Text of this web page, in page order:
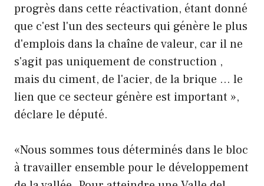
progrès dans cette réactivation, étant donné
que c'est l'un des secteurs qui génère le plus
d'emplois dans la chaîne de valeur, car il ne
s'agit pas uniquement de construction ,
mais du ciment, de l'acier, de la brique … le
lien que ce secteur génère est important »,
déclare le député.
«Nous sommes tous déterminés dans le bloc
à travailler ensemble pour le développement